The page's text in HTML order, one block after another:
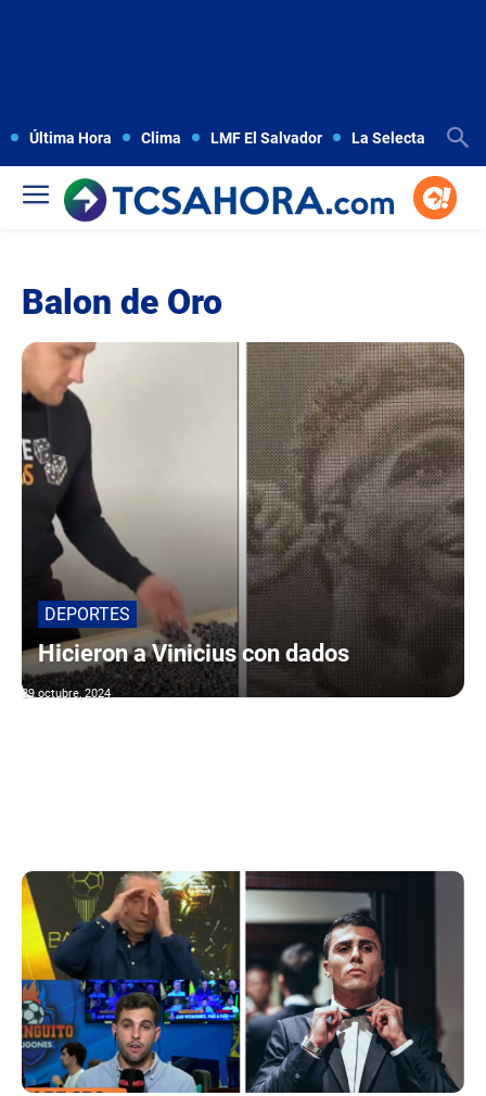
Última Hora Clima LMF El Salvador La Selecta
Balon de Oro
DEPORTES
Hicieron a Vinicius con dados
29 octubre, 2024